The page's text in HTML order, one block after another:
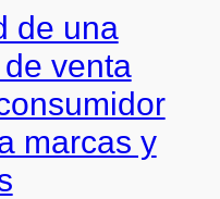
de una
venta
marcas y